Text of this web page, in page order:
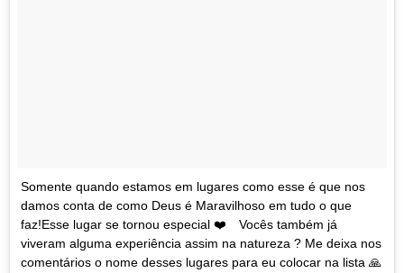
Somente quando estamos em lugares como esse é que nos
damos conta de como Deus é Maravilhoso em tudo o que
faz!Esse lugar se tornou especial ❤️️⠀ Vocês também já
viveram alguma experiência assim na natureza ? Me deixa nos
comentários o nome desses lugares para eu colocar na lista 🙏